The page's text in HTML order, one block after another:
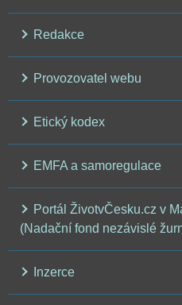
Redakce
Provozovatel webu
Etický kodex
EMFA a samoregulace
Portál ŽivotvČesku.cz v
(Nadační fond nezávislé
Inzerce